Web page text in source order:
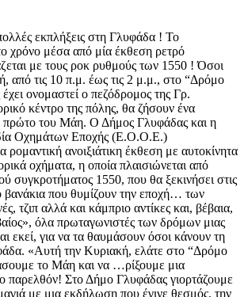
εκπλήξεις στη Γλυφάδα ! Το
χρόνο μέσα από μία έκθεση ρετρό
με τους ροκ ρυθμούς των 1550 ! Όσοι
από τις 10 π.μ. έως τις 2 μ.μ., στο “Δρόμο
ονομαστεί ο πεζόδρομος της Γρ.
κέντρο της πόλης, θα ζήσουν ένα
πρώτο του Μάη. Ο Δήμος Γλυφάδας και η
Οχημάτων Εποχής (Ε.Ο.Ο.Ε.)
ρομαντική ανοιξιάτικη έκθεση με αυτοκίνητα
οχήματα, η οποία πλαισιώνεται από
συγκροτήματος 1550, που θα ξεκινήσει στις
που θυμίζουν την εποχή… των
τζιπ αλλά και κάμπριο αντίκες και, βέβαια,
όλα πρωταγωνιστές των δρόμων μιας
εκεί, για να τα θαυμάσουν όσοι κάνουν τη
«Αυτή την Κυριακή, ελάτε στο “Δρόμο
το Μάη και να …ρίξουμε μια
παρελθόν! Στο Δήμο Γλυφάδας γιορτάζουμε
με μια εκδήλωση που έγινε θεσμός, την